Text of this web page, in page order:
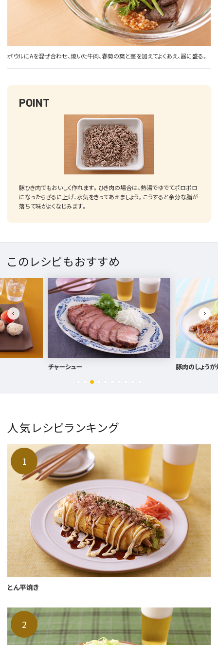
ボウルにAを混ぜ合わせ、焼いた牛肉、春菊の葉と茎を加えてよくあえ、器に盛る。
POINT
豚ひき肉でもおいしく作れます。ひき肉の場合は、熱湯でゆでてポロポロ
になったらざるに上げ、水気をきってあえましょう。こうすると余分な脂が
落ちて味がよくなじみます。
このレシピもおすすめ
豚肉のしょうが焼き 春野菜の天ぷ
人気レシピランキング
とん平焼き